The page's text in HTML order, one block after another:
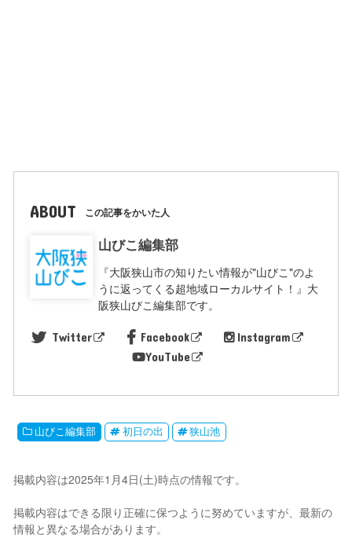
ABOUT この記事をかいた人
山びこ編集部
『大阪狭山市の知りたい情報が"山びこ"のよ
うに返ってくる超地域ローカルサイト！』大
阪狭山びこ編集部です。
Twitter Facebook
Instagram
YouTube
山びこ編集部 初日の出 狭山池
掲載内容は2025年1月4日(土)時点の情報です。
掲載内容はできる限り正確に保つように努めていますが、最新の
情報と異なる場合があります。